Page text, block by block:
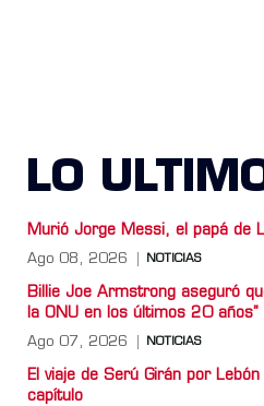
LO
Murió Jorge Messi, el papá de
Ago 08, 2026 NOTICIAS
Billie Joe Armstrong aseguró
la ONU en los últimos 20 años”
Ago 07, 2026 NOTICIAS
El viaje de Serú Girán por
capítulo